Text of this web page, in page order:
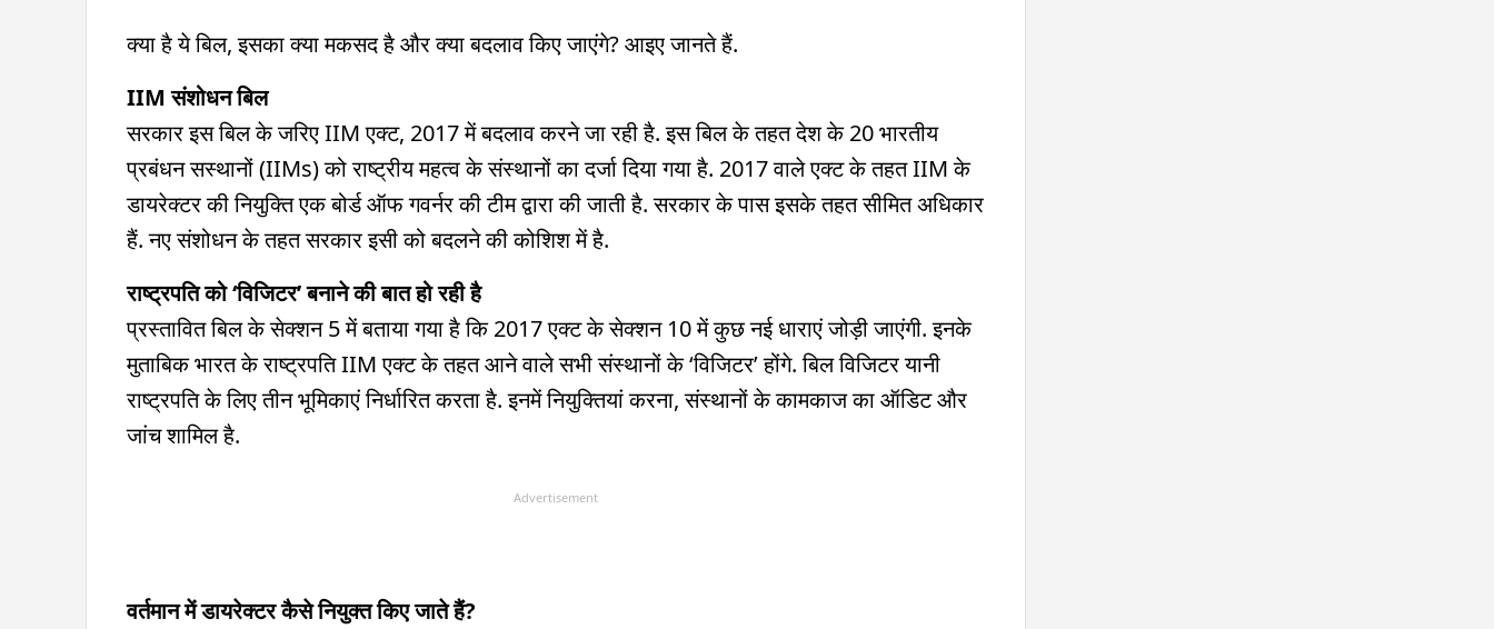
क्या है ये बिल, इसका क्या मकसद है और क्या बदलाव किए जाएंगे? आइए जानते हैं.
IIM संशोधन बिल
सरकार इस बिल के जरिए IIM एक्ट, 2017 में बदलाव करने जा रही है. इस बिल के तहत देश के 20 भारतीय
प्रबंधन सस्थानों (IIMs) को राष्ट्रीय महत्व के संस्थानों का दर्जा दिया गया है. 2017 वाले एक्ट के तहत IIM के
डायरेक्टर की नियुक्ति एक बोर्ड ऑफ गवर्नर की टीम द्वारा की जाती है. सरकार के पास इसके तहत सीमित अधिकार
हैं. नए संशोधन के तहत सरकार इसी को बदलने की कोशिश में है.
राष्ट्रपति को ‘विजिटर’ बनाने की बात हो रही है
प्रस्तावित बिल के सेक्शन 5 में बताया गया है कि 2017 एक्ट के सेक्शन 10 में कुछ नई धाराएं जोड़ी जाएंगी. इनके
मुताबिक भारत के राष्ट्रपति IIM एक्ट के तहत आने वाले सभी संस्थानों के ‘विजिटर’ होंगे. बिल विजिटर यानी
राष्ट्रपति के लिए तीन भूमिकाएं निर्धारित करता है. इनमें नियुक्तियां करना, संस्थानों के कामकाज का ऑडिट और
जांच शामिल है.
Advertisement
वर्तमान में डायरेक्टर कैसे नियुक्त किए जाते हैं?